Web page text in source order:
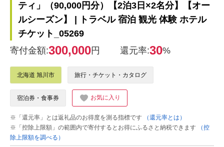
ティ」（90,000円分）【2泊3日×2名分】【オー
ルシーズン】 | トラベル 宿泊 観光 体験 ホテル
チケット_05269
寄付金額:300,000円 還元率:30%
北海道 旭川市 旅行・チケット・カタログ
宿泊券・食事券 お気に入り
※「還元率」とは返礼品のお得度を測る指標です
（還元率とは）
※「控除上限額」の範囲内で寄付するとお得にふるさと納税できます
（控
除上限額を調べる）